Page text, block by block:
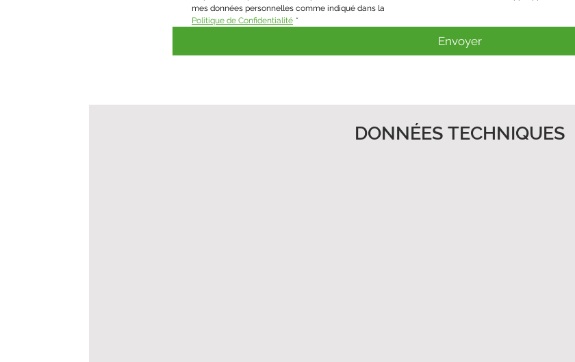
Politique de Confidentialité *
Envoyer
DONNÉES TECHNIQUES